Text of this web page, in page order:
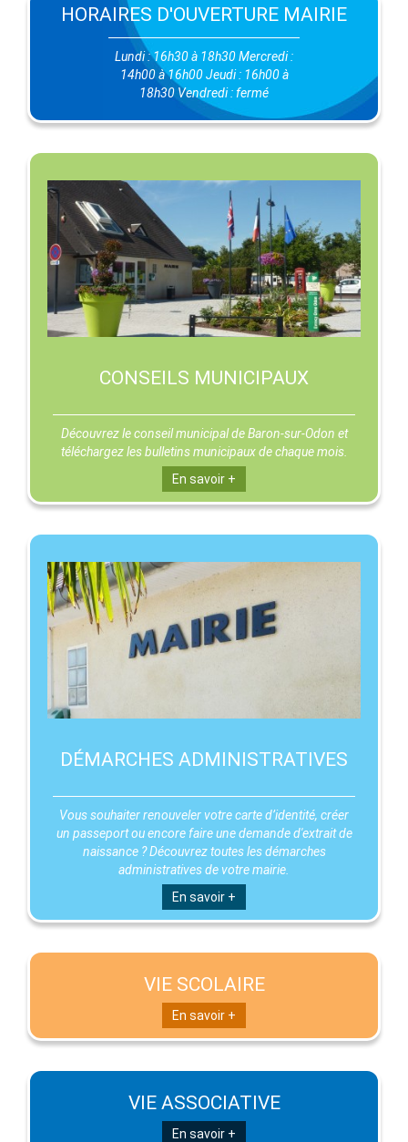
HORAIRES D'OUVERTURE MAIRIE
Lundi : 16h30 à 18h30 Mercredi :
14h00 à 16h00 Jeudi : 16h00 à
18h30 Vendredi : fermé
CONSEILS MUNICIPAUX
Découvrez le conseil municipal de Baron-sur-Odon et
téléchargez les bulletins municipaux de chaque mois.
En savoir +
DÉMARCHES ADMINISTRATIVES
Vous souhaiter renouveler votre carte d’identité, créer
un passeport ou encore faire une demande d'extrait de
naissance ? Découvrez toutes les démarches
administratives de votre mairie.
En savoir +
VIE SCOLAIRE
En savoir +
VIE ASSOCIATIVE
En savoir +